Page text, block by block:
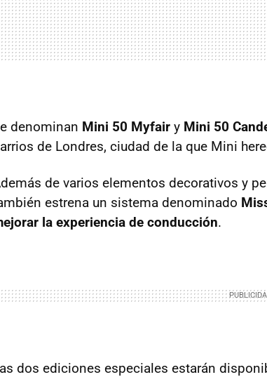
denominan Mini 50 Myfair y Mini 50
de Londres, ciudad de la que Mini
de varios elementos decorativos y
estrena un sistema denominado
la experiencia de conducción.
dos ediciones especiales estarán